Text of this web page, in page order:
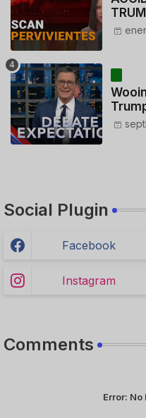
Porn
Social Plugin
Facebook
Instagram
Comments
Error: No